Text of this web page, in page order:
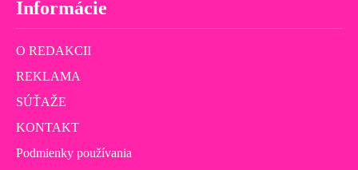
Informácie
O REDAKCII
REKLAMA
SÚŤAŽE
KONTAKT
Podmienky používania